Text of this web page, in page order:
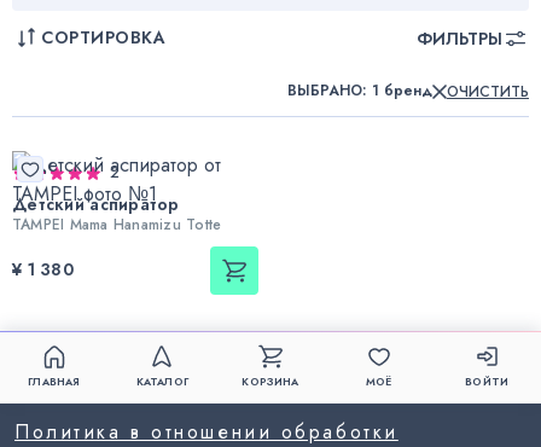
СОРТИРОВКА ФИЛЬТРЫ
ВЫБРАНО: 1 бренд ОЧИСТИТЬ
2
Детский аспиратор
TAMPEI Mama Hanamizu Totte
¥ 1 380
ГЛАВНАЯ КАТАЛОГ КОРЗИНА МОЁ ВОЙТИ
Политика в отношении обработки